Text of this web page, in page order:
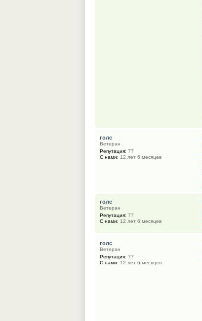
голс
Ветеран
Репутация: 77
С нами: 12 лет 6 месяцев
голс
Ветеран
Репутация: 77
С нами: 12 лет 6 месяцев
голс
Ветеран
Репутация: 77
С нами: 12 лет 6 месяцев